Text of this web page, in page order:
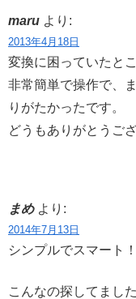
maru より:
2013年4月18日
変換に困っていたと
非常簡単で操作で、
りがたかったです。
どうもありがとうご
まめ より:
2014年7月13日
シンプルでスマート！
こんなの探してまし